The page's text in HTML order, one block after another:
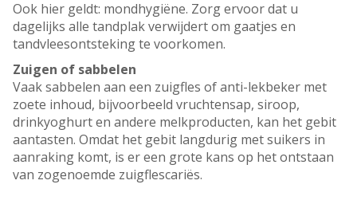
Ook hier geldt: mondhygiëne. Zorg ervoor dat u
dagelijks alle tandplak verwijdert om gaatjes en
tandvleesontsteking te voorkomen.
Zuigen of sabbelen
Vaak sabbelen aan een zuigfles of anti-lekbeker met
zoete inhoud, bijvoorbeeld vruchtensap, siroop,
drinkyoghurt en andere melkproducten, kan het gebit
aantasten. Omdat het gebit langdurig met suikers in
aanraking komt, is er een grote kans op het ontstaan
van zogenoemde zuigflescariës.